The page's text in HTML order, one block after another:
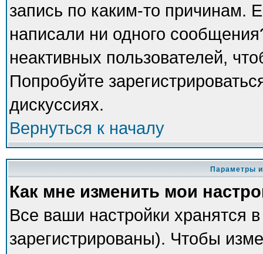
запись по каким-то причинам.
написали ни одного
неактивных пользователей,
Попробуйте
дискуссиях.
Вернуться к началу
Параметры
Как мне изменить мои
Все ваши настройки хранятся
зарегистрированы). Чтобы